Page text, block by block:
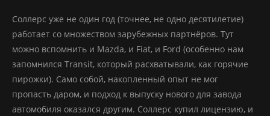
Соллерс уже не один год (точнее, не одно десятилетие)
работает со множеством зарубежных партнёров. Тут
можно вспомнить и Mazda, и Fiat, и Ford (особенно нам
запомнился Transit, который расхватывали, как горячие
пирожки). Само собой, накопленный опыт не мог
пропасть даром, и подход к выпуску нового для завода
автомобиля оказался другим. Соллерс купил лицензию, и